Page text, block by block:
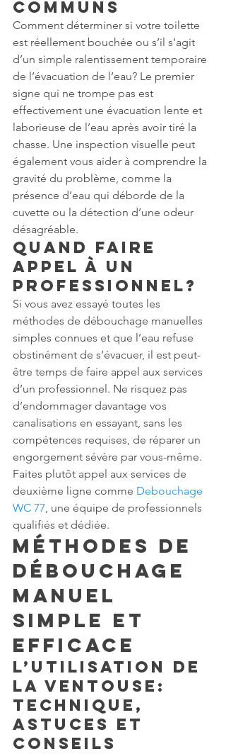
Communs
Comment déterminer si votre toilette
est réellement bouchée ou s’il s’agit
d’un simple ralentissement temporaire
de l’évacuation de l’eau? Le premier
signe qui ne trompe pas est
effectivement une évacuation lente et
laborieuse de l’eau après avoir tiré la
chasse. Une inspection visuelle peut
également vous aider à comprendre la
gravité du problème, comme la
présence d’eau qui déborde de la
cuvette ou la détection d’une odeur
désagréable.
Quand Faire
Appel à Un
Professionnel?
Si vous avez essayé toutes les
méthodes de débouchage manuelles
simples connues et que l’eau refuse
obstinément de s’évacuer, il est peut-
être temps de faire appel aux services
d’un professionnel. Ne risquez pas
d’endommager davantage vos
canalisations en essayant, sans les
compétences requises, de réparer un
engorgement sévère par vous-même.
Faites plutôt appel aux services de
deuxième ligne comme Debouchage
WC 77, une équipe de professionnels
qualifiés et dédiée.
Méthodes de
Débouchage
Manuel
Simple et
Efficace
L’Utilisation de
la Ventouse:
Technique,
Astuces et
Conseils